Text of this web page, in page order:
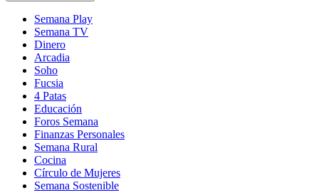
Semana Play
Semana TV
Dinero
Arcadia
Soho
in
new
window
Fucsia
in
new
window
4 Patas
Educación
Foros Semana
Finanzas Personales
Semana Rural
Cocina
Círculo de Mujeres
Semana Sostenible